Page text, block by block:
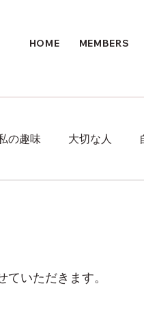
HOME MEMBERS
の趣味 大切な人
いただきます。